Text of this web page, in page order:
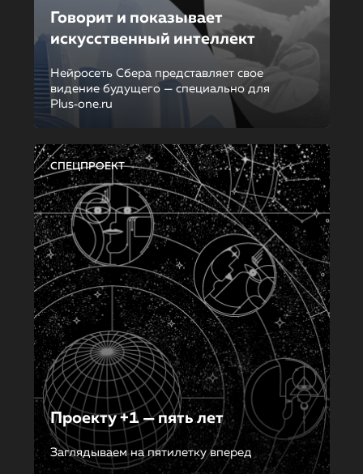
Говорит и показывает
искусственный интеллект
Нейросеть Сбера представляет свое
видение будущего — специально для
Plus‑one.ru
СПЕЦПРОЕКТ
Проекту +1 — пять лет
Заглядываем на пятилетку вперед